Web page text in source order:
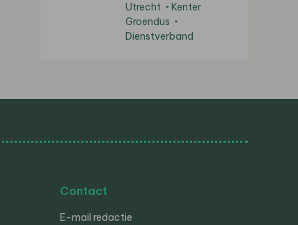
Utrecht
Kenter
Groendus
Dienstverband
Contact
E-mail redactie